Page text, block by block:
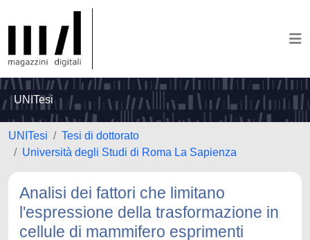
UNITesi
UNITesi
Tesi di dottorato
Università degli Studi di Roma La Sapienza
Analisi dei fattori che limitano
l'espressione della trasformazione in
cellule di mammifero esprimenti